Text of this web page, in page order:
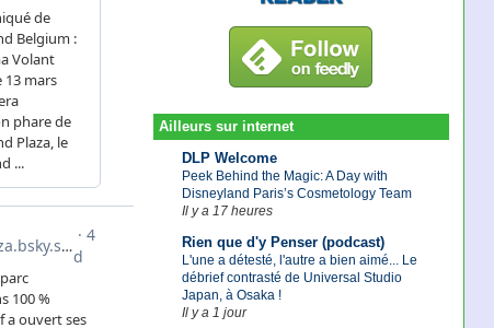
Ailleurs sur internet
DLP Welcome
Peek Behind the Magic: A Day with
Disneyland Paris’s Cosmetology Team
Il y a 17 heures
Rien que d'y Penser (podcast)
L'une a détesté, l'autre a bien aimé... Le
débrief contrasté de Universal Studio
Japan, à Osaka !
Il y a 1 jour